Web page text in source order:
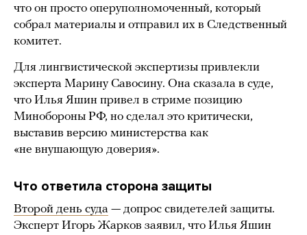
что он просто оперуполномоченный, который
собрал материалы и отправил их в Следственный
комитет.
Для лингвистической экспертизы привлекли
эксперта Марину Савосину. Она сказала в суде,
что Илья Яшин привел в стриме позицию
Минобороны РФ, но сделал это критически,
выставив версию министерства как
«не внушающую доверия».
Что ответила сторона защиты
Второй день суда — допрос свидетелей защиты.
Эксперт Игорь Жарков заявил, что Илья Яшин